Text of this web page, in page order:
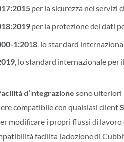
per la sicurezza nei servizi
per la protezione dei dati
1:2018, lo standard
, lo standard internazionale per
d’integrazione sono ulteriori
compatibile con qualsiasi client
modificare i propri flussi di
facilita l’adozione di